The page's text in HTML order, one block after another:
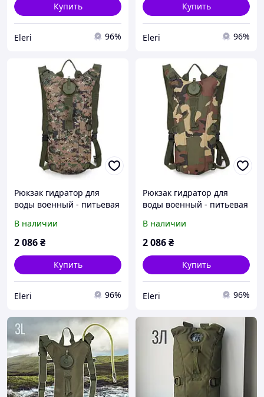
Купить
Eleri 96%
Купить
Eleri 96%
Рюкзак гидратор для
воды военный - питьевая
(Jungle Digital)
В наличии
2 086₴
Купить
Eleri 96%
Рюкзак гидратор для
воды военный - питьевая
(Jungle camouflage)
В наличии
2 086₴
Купить
Eleri 96%